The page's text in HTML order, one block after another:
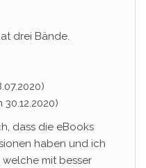
drei Bände.
dass die eBooks
haben und ich
mit besser